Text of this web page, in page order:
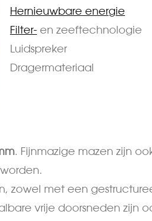
Hernieuwbare energie
Filter- en zeeftechnologie
Luidspreker
Dragermateriaal
. Fijnmazige mazen zijn
zowel met een
vrije doorsneden zijn